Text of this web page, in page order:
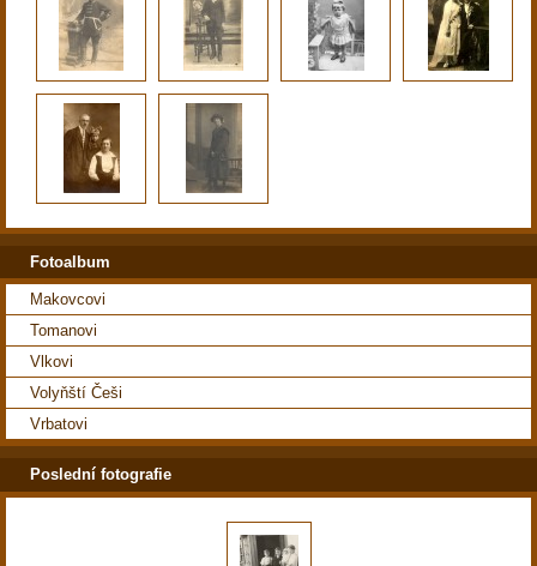
Fotoalbum
Makovcovi
Tomanovi
Vlkovi
Volyňští Češi
Vrbatovi
Poslední fotografie